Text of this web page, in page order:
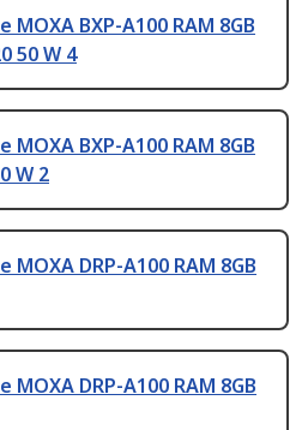
BXP-A100 RAM 8GB
50 W 4
BXP-A100 RAM 8GB
W 2
DRP-A100 RAM 8GB
DRP-A100 RAM 8GB